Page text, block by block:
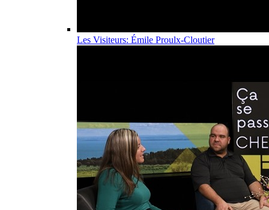
Les Visiteurs: Émile Proulx-Cloutier